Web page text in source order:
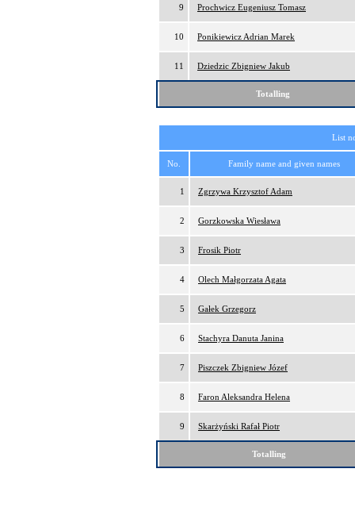
9 Prochwicz Eugeniusz Tomasz
10 Ponikiewicz Adrian Marek
11 Dziedzic Zbigniew Jakub
Totalling
List
No. Family name and given names
1 Zgrzywa Krzysztof Adam
2 Gorzkowska Wiesława
3 Frosik Piotr
4 Olech Małgorzata Agata
5 Gałek Grzegorz
6 Stachyra Danuta Janina
7 Piszczek Zbigniew Józef
8 Faron Aleksandra Helena
9 Skarżyński Rafał Piotr
Totalling